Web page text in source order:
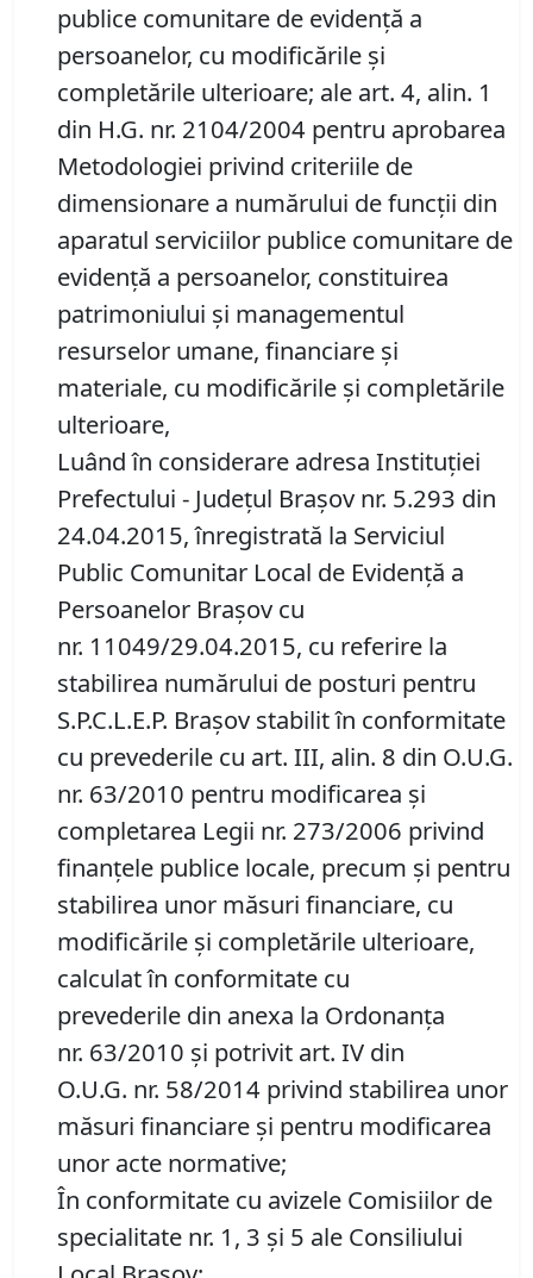
publice comunitare de evidență a
persoanelor, cu modificările și
completările ulterioare; ale art. 4, alin. 1
din H.G. nr. 2104/2004 pentru aprobarea
Metodologiei privind criteriile de
dimensionare a numărului de funcții din
aparatul serviciilor publice comunitare de
evidență a persoanelor, constituirea
patrimoniului și managementul
resurselor umane, financiare și
materiale, cu modificările și completările
ulterioare,
Luând în considerare adresa Instituţiei
Prefectului - Judeţul Braşov nr. 5.293 din
24.04.2015, înregistrată la Serviciul
Public Comunitar Local de Evidenţă a
Persoanelor Braşov cu
nr. 11049/29.04.2015, cu referire la
stabilirea numărului de posturi pentru
S.P.C.L.E.P. Braşov stabilit în conformitate
cu prevederile cu art. III, alin. 8 din O.U.G.
nr. 63/2010 pentru modificarea şi
completarea Legii nr. 273/2006 privind
finanţele publice locale, precum şi pentru
stabilirea unor măsuri financiare, cu
modificările şi completările ulterioare,
calculat în conformitate cu
prevederile din anexa la Ordonanţa
nr. 63/2010 şi potrivit art. IV din
O.U.G. nr. 58/2014 privind stabilirea unor
măsuri financiare şi pentru modificarea
unor acte normative;
În conformitate cu avizele Comisiilor de
specialitate nr. 1, 3 și 5 ale Consiliului